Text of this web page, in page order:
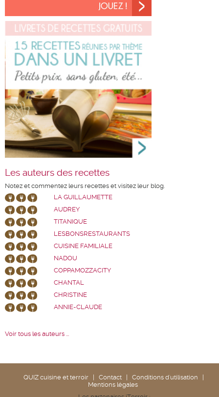
Les auteurs des recettes
Notez et commentez leurs recettes et visitez leur blog.
LA GUILLAUMETTE
AUDREY
TITANIQUE
LESBONSRESTAURANTS
CUISINE FAMILIALE
NADOU
COPPAMOZZACITY
CHANTAL
CHRISTINE
ANNIE-CLAUDE
Voir tous les auteurs ...
QUIZ cuisine et terroir Contact Conditions d'utilisation
Mentions légales